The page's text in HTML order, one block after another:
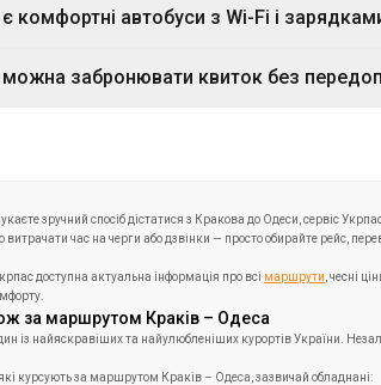
Тож, придбати квиток максимально
комфортні автобуси з Wi-Fi і
про зручності вказано у картці
забронювати квиток без
зручний спосіб дістатися з Кракова до Одеси, сервіс
витрачати час на черги або дзвінки — просто обирайте рейс,
доступна актуальна інформація про всі маршрути , чесні
за маршрутом Краків – Одеса
із найяскравіших та найулюбленіших курортів України.
курсують за маршрутом Краків – Одеса, зазвичай обладнані: